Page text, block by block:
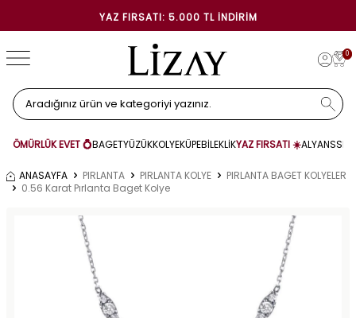
YAZ FIRSATI: 5.000 TL İNDIRIM
0
ÖMÜRLÜK EVET 💍BAGETYÜZÜKKOLYEKÜPEBİLEKLİKYAZ FIRSATI ☀️ALYANS
ANASAYFA PIRLANTA PIRLANTA KOLYE
PIRLANTA BAGET KOLYELER
0.56 Karat Pırlanta Baget Kolye